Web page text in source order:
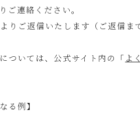
ご連絡ください。
りご返信いたします（ご返信ま
ついては、公式サイト内の「 よ
る例】